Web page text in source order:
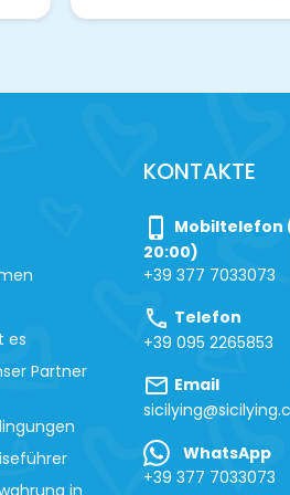
es
Partner
KONTAKTE
phone_iphone
Mobiltelefon
20:00)
+39 377 7033073
call Telefon
+39 095 2265853
mail Email
WhatsApp
+39 377 7033073